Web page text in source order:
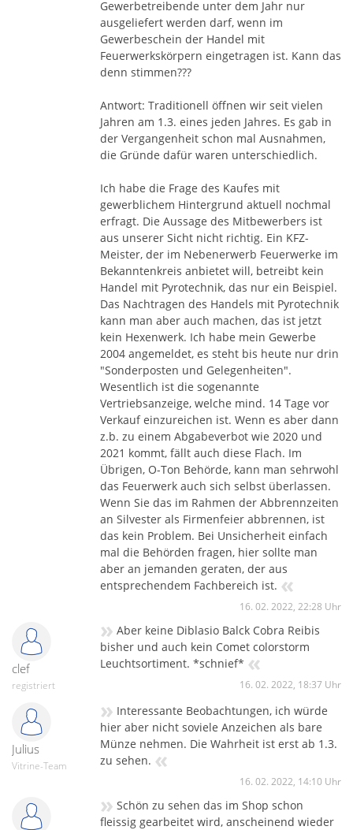
Gewerbetreibende unter dem Jahr nur
ausgeliefert werden darf, wenn im
Gewerbeschein der Handel mit
Feuerwerkskörpern eingetragen ist. Kann das
denn stimmen???
Antwort: Traditionell öffnen wir seit vielen
Jahren am 1.3. eines jeden Jahres. Es gab in
der Vergangenheit schon mal Ausnahmen,
die Gründe dafür waren unterschiedlich.
Ich habe die Frage des Kaufes mit
gewerblichem Hintergrund aktuell nochmal
erfragt. Die Aussage des Mitbewerbers ist
aus unserer Sicht nicht richtig. Ein KFZ-
Meister, der im Nebenerwerb Feuerwerke im
Bekanntenkreis anbietet will, betreibt kein
Handel mit Pyrotechnik, das nur ein Beispiel.
Das Nachtragen des Handels mit Pyrotechnik
kann man aber auch machen, das ist jetzt
kein Hexenwerk. Ich habe mein Gewerbe
2004 angemeldet, es steht bis heute nur drin
"Sonderposten und Gelegenheiten".
Wesentlich ist die sogenannte
Vertriebsanzeige, welche mind. 14 Tage vor
Verkauf einzureichen ist. Wenn es aber dann
z.b. zu einem Abgabeverbot wie 2020 und
2021 kommt, fällt auch diese Flach. Im
Übrigen, O-Ton Behörde, kann man sehrwohl
das Feuerwerk auch sich selbst überlassen.
Wenn Sie das im Rahmen der Abbrennzeiten
an Silvester als Firmenfeier abbrennen, ist
das kein Problem. Bei Unsicherheit einfach
mal die Behörden fragen, hier sollte man
aber an jemanden geraten, der aus
entsprechendem Fachbereich ist. «
16. 02. 2022, 22:28 Uhr
clef
registriert
» Aber keine Diblasio Balck Cobra Reibis
bisher und auch kein Comet colorstorm
Leuchtsortiment. *schnief* «
16. 02. 2022, 18:37 Uhr
Julius
Vitrine-Team
» Interessante Beobachtungen, ich würde
hier aber nicht soviele Anzeichen als bare
Münze nehmen. Die Wahrheit ist erst ab 1.3.
zu sehen. «
16. 02. 2022, 14:10 Uhr
» Schön zu sehen das im Shop schon
fleissig gearbeitet wird, anscheinend wieder